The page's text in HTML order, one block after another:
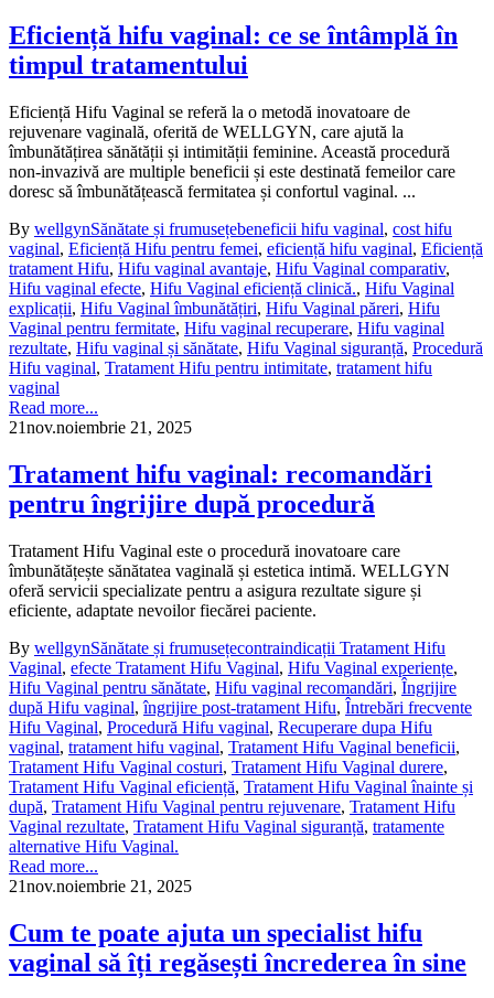
Eficiență hifu vaginal: ce se întâmplă în
timpul tratamentului
Eficiență Hifu Vaginal se referă la o metodă inovatoare de
rejuvenare vaginală, oferită de WELLGYN, care ajută la
îmbunătățirea sănătății și intimității feminine. Această procedură
non-invazivă are multiple beneficii și este destinată femeilor care
doresc să îmbunătățească fermitatea și confortul vaginal. ...
By wellgynSănătate și frumusețebeneficii hifu vaginal, cost hifu
vaginal, Eficiență Hifu pentru femei, eficiență hifu vaginal, Eficiență
tratament Hifu, Hifu vaginal avantaje, Hifu Vaginal comparativ,
Hifu vaginal efecte, Hifu Vaginal eficiență clinică., Hifu Vaginal
explicații, Hifu Vaginal îmbunătățiri, Hifu Vaginal păreri, Hifu
Vaginal pentru fermitate, Hifu vaginal recuperare, Hifu vaginal
rezultate, Hifu vaginal și sănătate, Hifu Vaginal siguranță, Procedură
Hifu vaginal, Tratament Hifu pentru intimitate, tratament hifu
vaginal
Read more...
21nov.noiembrie 21, 2025
Tratament hifu vaginal: recomandări
pentru îngrijire după procedură
Tratament Hifu Vaginal este o procedură inovatoare care
îmbunătățește sănătatea vaginală și estetica intimă. WELLGYN
oferă servicii specializate pentru a asigura rezultate sigure și
eficiente, adaptate nevoilor fiecărei paciente.
By wellgynSănătate și frumusețecontraindicații Tratament Hifu
Vaginal, efecte Tratament Hifu Vaginal, Hifu Vaginal experiențe,
Hifu Vaginal pentru sănătate, Hifu vaginal recomandări, Îngrijire
după Hifu vaginal,îngrijire post-tratament Hifu, Întrebări frecvente
Hifu Vaginal, Procedură Hifu vaginal, Recuperare dupa Hifu
vaginal, tratament hifu vaginal, Tratament Hifu Vaginal beneficii,
Tratament Hifu Vaginal costuri, Tratament Hifu Vaginal durere,
Tratament Hifu Vaginal eficiență, Tratament Hifu Vaginal înainte și
după, Tratament Hifu Vaginal pentru rejuvenare, Tratament Hifu
Vaginal rezultate, Tratament Hifu Vaginal siguranță, tratamente
alternative Hifu Vaginal.
Read more...
21nov.noiembrie 21, 2025
Cum te poate ajuta un specialist hifu
vaginal să îți regăsești încrederea în sine